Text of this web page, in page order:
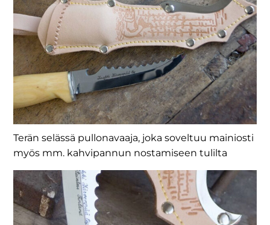
Terän selässä pullonavaaja, joka soveltuu mainiosti
myös mm. kahvipannun nostamiseen tulilta